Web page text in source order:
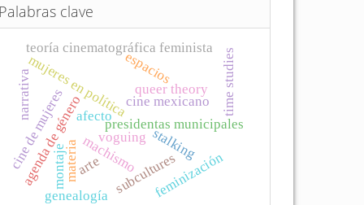
Palabras clave
stalking
presidentas municipales
cine mexicano
mujeres en política
machismo
agenda de género feminización
cine de mujeres voguing
queer theory time studies
subcultures
afecto
teoría cinematográfica feminista
materia
narrativa
espacios
montaje arte
genealogía